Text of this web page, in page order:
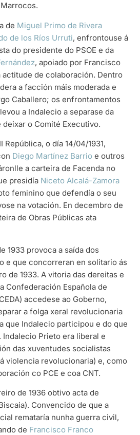
de Miguel Primo de Rivera
de los Ríos Urruti, enfrontouse á
do presidente do PSOE e da
, apoiado por Francisco
actitude de colaboración. Dentro
a facción máis moderada e
Caballero; os enfrontamentos
a Indalecio a separase da
o Comité Executivo.
República, o día 14/04/1931,
Diego Martínez Barrio e outros
a carteira de Facenda no
presidía Niceto Alcalá-Zamora
feminino que defendía o seu
na votación. En decembro de
de Obras Públicas ata
1933 provoca a saída dos
e que concorreran en solitario ás
de 1933. A vitoria das dereitas e
Confederación Española de
accedese ao Goberno,
a folga xeral revolucionaria
que Indalecio participou e do que
Prieto era liberal e
das xuventudes socialistas
violencia revolucionaria) e, como
co PCE e coa CNT.
de 1936 obtivo acta de
Convencido de que a
remataría nunha guerra civil,
de Francisco Franco